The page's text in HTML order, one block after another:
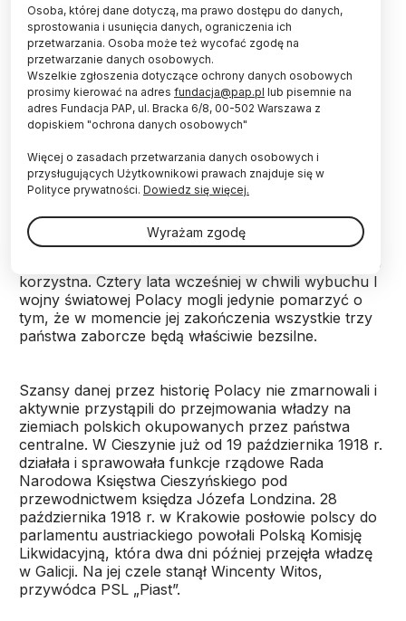
11 listopada 1918 r. Rada Regencyjna przekazała
Józefowi Piłsudskiemu władzę wojskową i
naczelne dowództwo podległych jej wojsk
polskich. To wydarzenie stało się symbolem
odzyskania niepodległości.
Na przełomie października i listopada 1918 r. wobec
rozpadu monarchii austro-węgierskiej i zapowiedzi
bliskiej klęski Niemiec Polacy coraz wyraźniej
odczuwali, że odbudowa niepodległego państwa
Sytuacja międzynarodowa była dla Polski wyjątkowo
korzystna. Cztery lata wcześniej w chwili wybuchu I
wojny światowej Polacy mogli jedynie pomarzyć o
tym, że w momencie jej zakończenia wszystkie trzy
państwa zaborcze będą właściwie bezsilne.
Szansy danej przez historię Polacy nie zmarnowali i
aktywnie przystąpili do przejmowania władzy na
ziemiach polskich okupowanych przez państwa
centralne. W Cieszynie już od 19 października 1918 r.
działała i sprawowała funkcje rządowe Rada
Narodowa Księstwa Cieszyńskiego pod
przewodnictwem księdza Józefa Londzina. 28
października 1918 r. w Krakowie posłowie polscy do
parlamentu austriackiego powołali Polską Komisję
Likwidacyjną, która dwa dni później przejęła władzę
w Galicji. Na jej czele stanął Wincenty Witos,
przywódca PSL „Piast”.
Osoba, której dane dotyczą, ma prawo dostępu do danych,
sprostowania i usunięcia danych, ograniczenia ich
przetwarzania. Osoba może też wycofać zgodę na
przetwarzanie danych osobowych.
Wszelkie zgłoszenia dotyczące ochrony danych osobowych
prosimy kierować na adres fundacja@pap.pl lub pisemnie na
adres Fundacja PAP, ul. Bracka 6/8, 00-502 Warszawa z
dopiskiem "ochrona danych osobowych"
Więcej o zasadach przetwarzania danych osobowych i
przysługujących Użytkownikowi prawach znajduje się w
Polityce prywatności. Dowiedz się więcej.
Wyrażam zgodę